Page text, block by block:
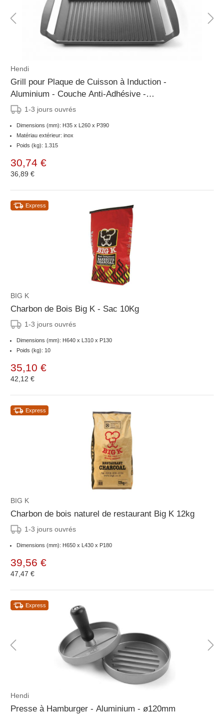
Hendi
Grill pour Plaque de Cuisson à Induction -
Aluminium - Couche Anti-Adhésive -
390x260x(H)35mm
1-3 jours ouvrés
Dimensions (mm): H35 x L260 x P390
Matériau extérieur: inox
Poids (kg): 1.315
30,74 €
36,89 €
Express
BIG K
Charbon de Bois Big K - Sac 10Kg
1-3 jours ouvrés
Dimensions (mm): H640 x L310 x P130
Poids (kg): 10
35,10 €
42,12 €
Express
BIG K
Charbon de bois naturel de restaurant Big K 12kg
1-3 jours ouvrés
Dimensions (mm): H650 x L430 x P180
39,56 €
47,47 €
Express
Hendi
Presse à Hamburger - Aluminium - ø120mm